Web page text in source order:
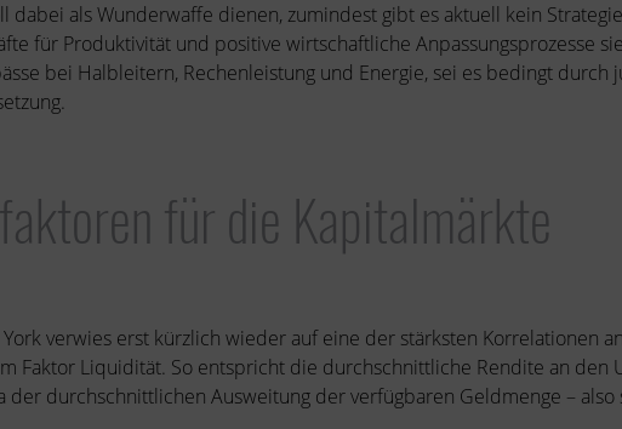
dabei als Wunderwaffe dienen, zumindest gibt es aktuell kein
für Produktivität und positive wirtschaftliche Anpassungsprozesse
bei Halbleitern, Rechenleistung und Energie, sei es bedingt durch
für die Kapitalmärkte
verwies erst kürzlich wieder auf eine der stärksten Korrelationen
Faktor Liquidität. So entspricht die durchschnittliche Rendite an den
der durchschnittlichen Ausweitung der verfügbaren Geldmenge –